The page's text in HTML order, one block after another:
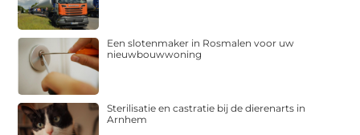
Een slotenmaker in Rosmalen voor uw
nieuwbouwwoning
Sterilisatie en castratie bij de dierenarts in
Arnhem